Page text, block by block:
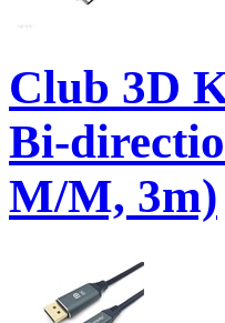
Club 3D
Bi-
M/M, 3m)